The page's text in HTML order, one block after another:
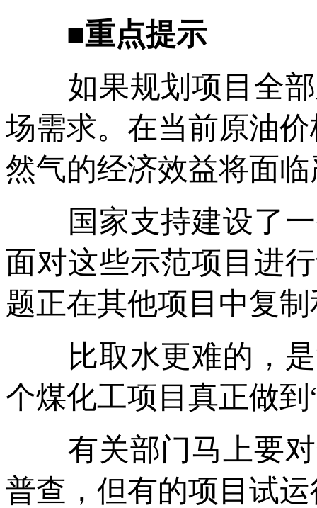
■重点提示
如果规划项目全部
场需求。在当前原油
然气的经济效益将面
国家支持建设了一
面对这些示范项目进
题正在其他项目中复
比取水更难的，是
个煤化工项目真正做
有关部门马上要对
普查，但有的项目试